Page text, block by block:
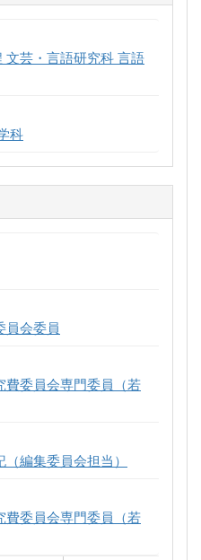
芸・言語研究科 言語
科
員会委員
費委員会専門委員（若
編集委員会担当）
費委員会専門委員（若